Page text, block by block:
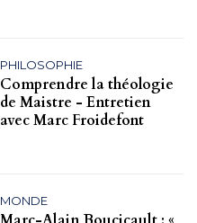
PHILOSOPHIE
Comprendre la théologie
de Maistre - Entretien
avec Marc Froidefont
MONDE